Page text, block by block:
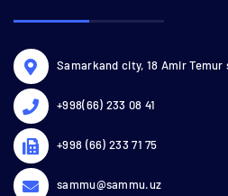
Samarkand city, 18 Amir Temur
+998(66) 233 08 41
+998 (66) 233 71 75
sammu@sammu.uz